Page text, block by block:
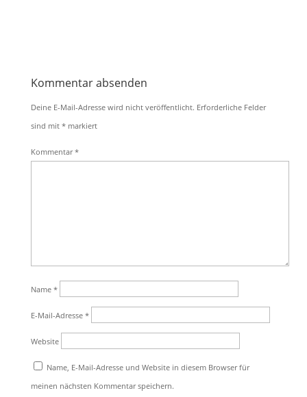
Kommentar absenden
Deine E-Mail-Adresse wird nicht veröffentlicht. Erforderliche Felder
sind mit *markiert
Kommentar*
Name *
E-Mail-Adresse *
Website
Name, E-Mail-Adresse und Website in diesem Browser für
meinen nächsten Kommentar speichern.